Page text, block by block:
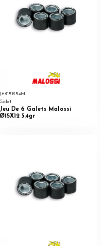
JEB151254M
Galet
Jeu De 6 Galets Malossi
Ø15X12 5.4gr